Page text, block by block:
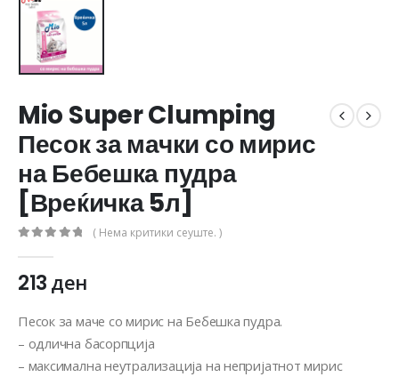
Mio Super Clumping
Песок за мачки со мирис
на Бебешка пудра
[Вреќичка 5л]
( Нема критики сеуште. )
213ден
Песок за маче со мирис на Бебешка пудра.
– одлична басорпција
– максимална неутрализација на непријатнот мирис